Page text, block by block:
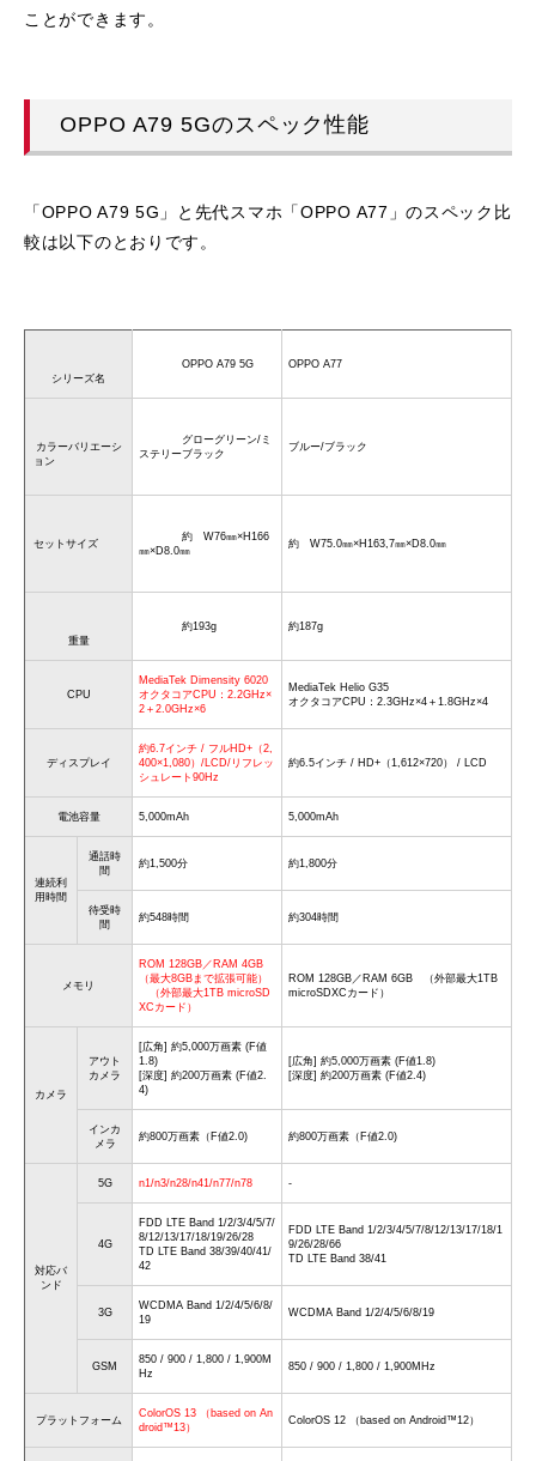
ことができます。
OPPO A79 5Gのスペック性能
「OPPO A79 5G」と先代スマホ「OPPO A77」のスペック比
較は以下のとおりです。
シリーズ名
OPPO A79 5G OPPO A77
カラーバリエーシ
ョン
グローグリーン/ミ
ステリーブラック
ブルー/ブラック
セットサイズ
約 W76㎜×H166
㎜×D8.0㎜
約 W75.0㎜×H163,7㎜×D8.0㎜
重量
約193g 約187g
CPU
MediaTek Dimensity 6020
オクタコアCPU：2.2GHz×
2＋2.0GHz×6
MediaTek Helio G35
オクタコアCPU：2.3GHz×4＋1.8GHz×4
ディスプレイ
約6.7インチ / フルHD+（2,
400×1,080）/LCD/リフレッ
シュレート90Hz
約6.5インチ / HD+（1,612×720） / LCD
電池容量 5,000mAh 5,000mAh
連続利
用時間
通話時
間
約1,500分 約1,800分
待受時
間
約548時間 約304時間
メモリ
ROM 128GB／RAM 4GB
（最大8GBまで拡張可能）
（外部最大1TB microSD
XCカード）
ROM 128GB／RAM 6GB （外部最大1TB
microSDXCカード）
カメラ
アウト
カメラ
[広角] 約5,000万画素 (F値
1.8)
[深度] 約200万画素 (F値2.
4)
[広角] 約5,000万画素 (F値1.8)
[深度] 約200万画素 (F値2.4)
インカ
メラ
約800万画素（F値2.0) 約800万画素（F値2.0)
対応バ
ンド
5G n1/n3/n28/n41/n77/n78 -
4G
FDD LTE Band 1/2/3/4/5/7/
8/12/13/17/18/19/26/28
TD LTE Band 38/39/40/41/
42
FDD LTE Band 1/2/3/4/5/7/8/12/13/17/18/1
9/26/28/66
TD LTE Band 38/41
3G
WCDMA Band 1/2/4/5/6/8/
19
WCDMA Band 1/2/4/5/6/8/19
GSM
850 / 900 / 1,800 / 1,900M
Hz
850 / 900 / 1,800 / 1,900MHz
プラットフォーム
ColorOS 13 （based on An
droid™13）
ColorOS 12 （based on Android™12）